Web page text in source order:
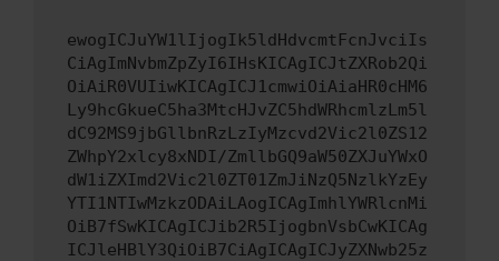
ewogICJuYW1lIjogIk5ldHdvcmtFcnJvciIs
CiAgImNvbmZpZyI6IHsKICAgICJtZXRob2Qi
OiAiR0VUIiwKICAgICJ1cmwiOiAiaHR0cHM6
Ly9hcGkueC5ha3MtcHJvZC5hdWRhcmlzLm5l
dC92MS9jbGllbnRzLzIyMzcvd2Vic2l0ZS12
ZWhpY2xlcy8xNDI/ZmllbGQ9aW50ZXJuYWxO
dW1iZXImd2Vic2l0ZT01ZmJiNzQ5NzlkYzEy
YTI1NTIwMzkzODAiLAogICAgImhlYWRlcnMi
OiB7fSwKICAgICJib2R5IjogbnVsbCwKICAg
ICJleHBlY3QiOiB7CiAgICAgICJyZXNwb25z